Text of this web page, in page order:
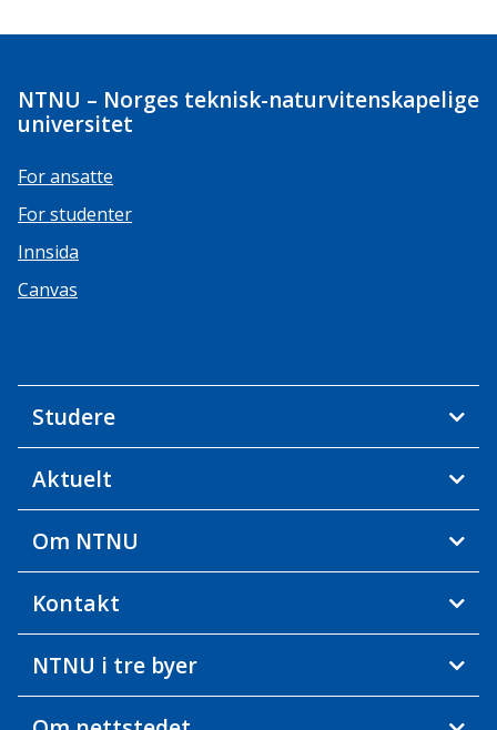
NTNU – Norges teknisk-naturvitenskapelige
universitet
For ansatte
For studenter
Innsida
Canvas
Studere
Aktuelt
Om NTNU
Kontakt
NTNU i tre byer